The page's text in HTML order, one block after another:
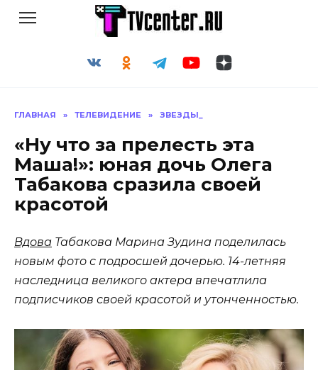
ГЛАВНАЯ » ТЕЛЕВИДЕНИЕ » ЗВЕЗДЫ_
«Ну что за прелесть эта
Маша!»: юная дочь Олега
Табакова сразила своей
красотой
Вдова Табакова Марина Зудина поделилась
новым фото с подросшей дочерью. 14-летняя
наследница великого актера впечатлила
подписчиков своей красотой и утонченностью.